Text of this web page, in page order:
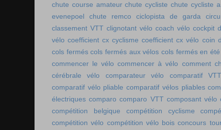
chute course amateur chute cycliste chute cycliste
evenepoel
chute remco ciclopista de garda
classement VTT clignotant vélo coach vélo cockpit
vélo coefficient cx cyclisme coefficient cx vélo coin
cols fermés cols fermés aux vélos cols fermés en été
commencer le vélo commencer à vélo comment
cérébrale vélo
comparateur vélo
comparatif
comparatif vélo pliable comparatif vélos pliables
électriques comparo comparo VTT composant vélo
compétition belgique
compétition cyclisme
compétition vélo compétition vélo bois concours